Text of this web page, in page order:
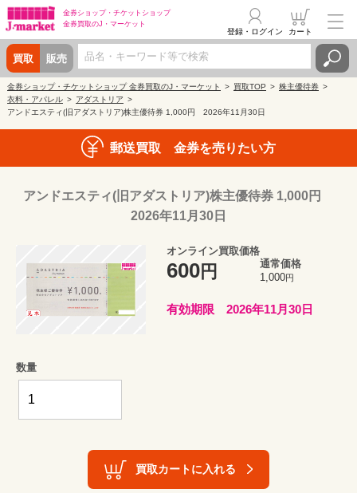
金券ショップ・ チケットショップ
金券買取のJ・マーケット
買取 販売
登録・ログイン カート
金券ショップ・チケットショップ 金券買取のJ・マーケット 買取TOP
株主優待券
衣料・アパレル
アダストリア
アンドエスティ(旧アダストリア)株主優待券 1,000円 2026年11月30日
郵送買取 金券を売りたい方
アンドエスティ(旧アダストリア)株主優待券 1,000円
2026年11月30日
オンライン買取価格
600円
通常価格
1,000円
有効期限 2026年11月30日
数量
買取カートに入れる